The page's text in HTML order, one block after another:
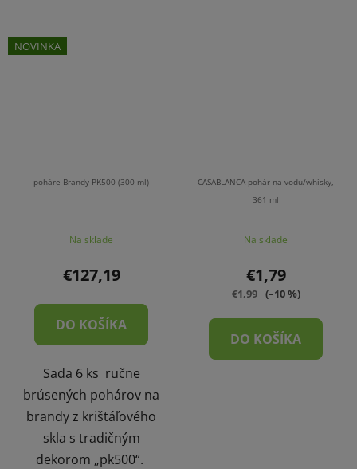
NOVINKA
poháre Brandy PK500 (300 ml)
Na sklade
€127,19
DO KOŠÍKA
Sada 6 ks ručne
brúsených pohárov na
brandy z krištáľového
skla s tradičným
dekorom „pk500“.
CASABLANCA pohár na vodu/whisky,
361 ml
Na sklade
€1,79
€1,99 (–10 %)
DO KOŠÍKA